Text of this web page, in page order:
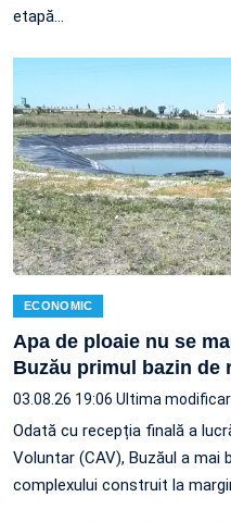
etapă…
ECONOMIC
Apa de ploaie nu se
Buzău primul bazin de
03.08.26 19:06 Ultima
Odată cu recepția finală a
Voluntar (CAV), Buzăul a mai
complexului construit la